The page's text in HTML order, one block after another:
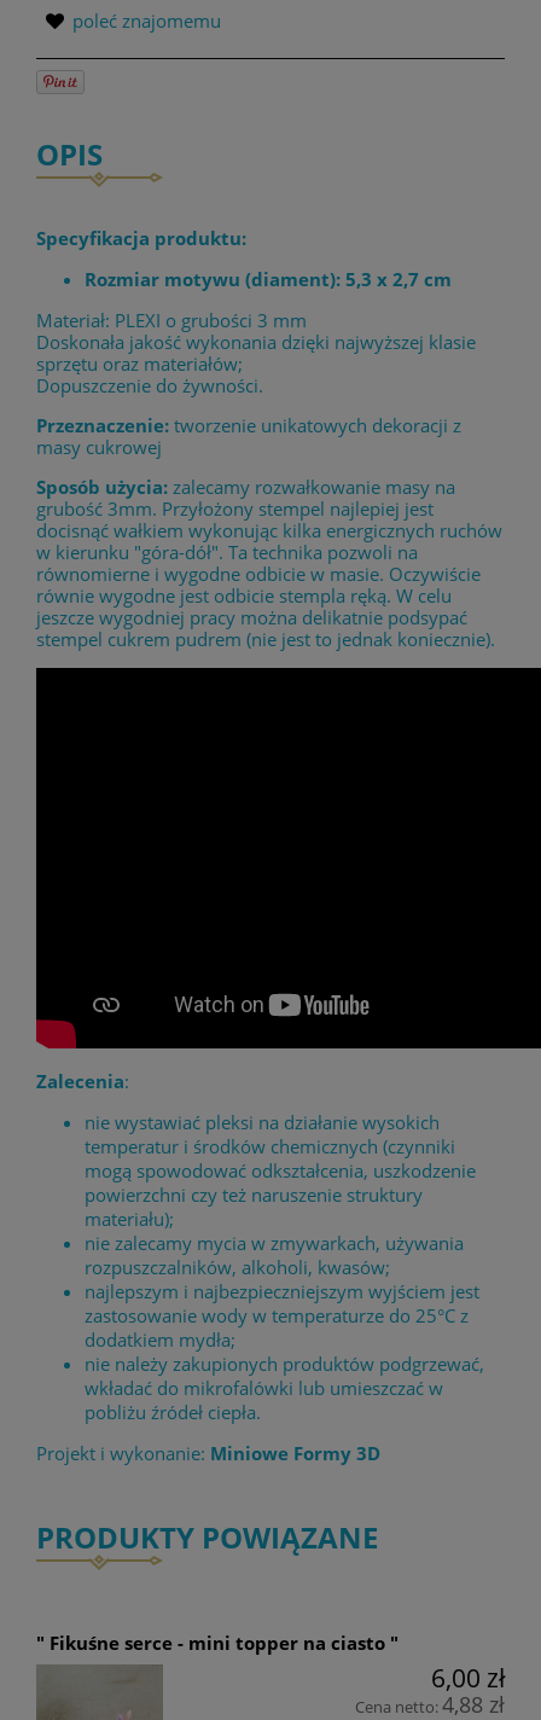
poleć znajomemu
OPIS
Specyfikacja produktu:
Rozmiar motywu (diament): 5,3 x 2,7 cm
Materiał: PLEXI o grubości 3 mm
Doskonała jakość wykonania dzięki najwyższej klasie
sprzętu oraz materiałów;
Dopuszczenie do żywności.
Przeznaczenie: tworzenie unikatowych dekoracji z
masy cukrowej
Sposób użycia: zalecamy rozwałkowanie masy na
grubość 3mm. Przyłożony stempel najlepiej jest
docisnąć wałkiem wykonując kilka energicznych ruchów
w kierunku "góra-dół". Ta technika pozwoli na
równomierne i wygodne odbicie w masie. Oczywiście
równie wygodne jest odbicie stempla ręką. W celu
jeszcze wygodniej pracy można delikatnie podsypać
stempel cukrem pudrem (nie jest to jednak koniecznie).
Zalecenia:
nie wystawiać pleksi na działanie wysokich
temperatur i środków chemicznych (czynniki
mogą spowodować odkształcenia, uszkodzenie
powierzchni czy też naruszenie struktury
materiału);
nie zalecamy mycia w zmywarkach, używania
rozpuszczalników, alkoholi, kwasów;
najlepszym i najbezpieczniejszym wyjściem jest
zastosowanie wody w temperaturze do 25°C z
dodatkiem mydła;
nie należy zakupionych produktów podgrzewać,
wkładać do mikrofalówki lub umieszczać w
pobliżu źródeł ciepła.
Projekt i wykonanie: Miniowe Formy 3D
PRODUKTY POWIĄZANE
" Fikuśne serce - mini topper na ciasto "
6,00 zł
Cena netto:4,88 zł